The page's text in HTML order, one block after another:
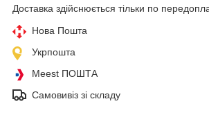
Доставка здійснюється тільки по
Нова Пошта
Укрпошта
Meest ПОШТА
Самовивіз зі складу